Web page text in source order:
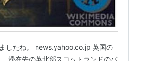
したね。 news.yahoo.co.jp 英国の
滞在先の英北部スコットランドのバ